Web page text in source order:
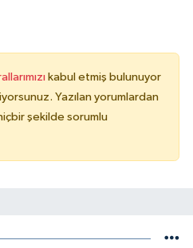
kabul etmiş bulunuyor
Yazılan yorumlardan
şekilde sorumlu